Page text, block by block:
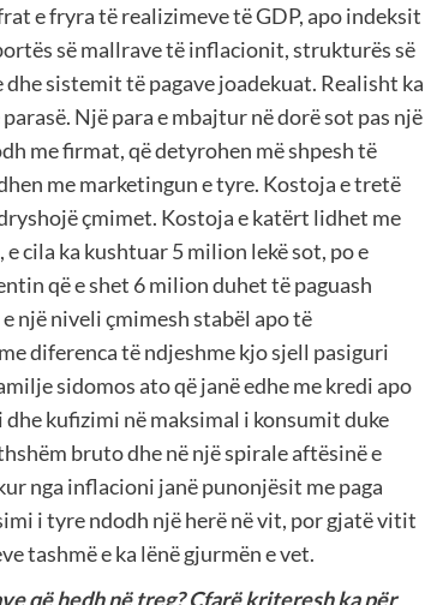
e fryra të realizimeve të GDP, apo indeksit
së mallrave të inflacionit, strukturës së
sistemit të pagave joadekuat. Realisht ka
Një para e mbajtur në dorë sot pas një
me firmat, që detyrohen më shpesh të
me marketingun e tyre. Kostoja e tretë
çmimet. Kostoja e katërt lidhet me
cila ka kushtuar 5 milion lekë sot, po e
që e shet 6 milion duhet të paguash
një niveli çmimesh stabël apo të
diferenca të ndjeshme kjo sjell pasiguri
sidomos ato që janë edhe me kredi apo
kufizimi në maksimal i konsumit duke
bruto dhe në një spirale aftësinë e
nga inflacioni janë punonjësit me paga
i tyre ndodh një herë në vit, por gjatë vitit
tashmë e ka lënë gjurmën e vet.
që hedh në treg? Çfarë kriteresh ka për